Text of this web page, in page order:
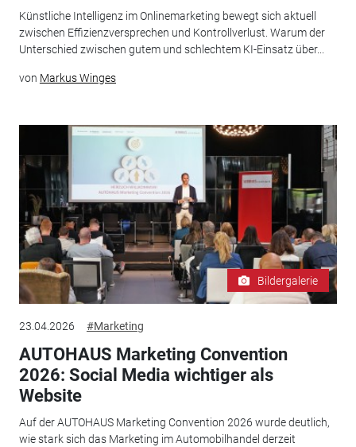
Künstliche Intelligenz im Onlinemarketing bewegt sich aktuell
zwischen Effizienzversprechen und Kontrollverlust. Warum der
Unterschied zwischen gutem und schlechtem KI-Einsatz über...
von Markus Winges
Bildergalerie
23.04.2026 #Marketing
AUTOHAUS Marketing Convention
2026: Social Media wichtiger als
Website
Auf der AUTOHAUS Marketing Convention 2026 wurde deutlich,
wie stark sich das Marketing im Automobilhandel derzeit